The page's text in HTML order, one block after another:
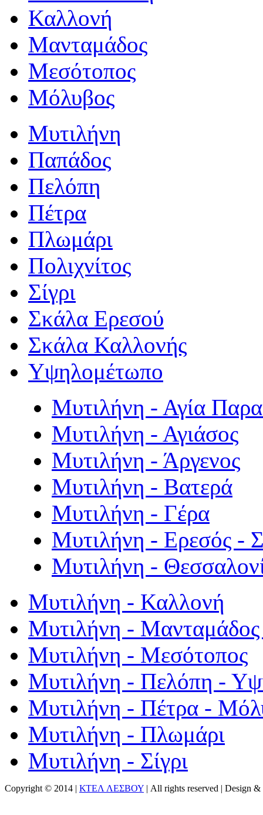
Καλλονή
Μανταμάδος
Μεσότοπος
Μόλυβος
Μυτιλήνη
Παπάδος
Πελόπη
Πέτρα
Πλωμάρι
Πολιχνίτος
Σίγρι
Σκάλα Ερεσού
Σκάλα Καλλονής
Υψηλομέτωπο
Μυτιλήνη - Αγία
Μυτιλήνη - Αγιάσος
Μυτιλήνη - Άργενος
Μυτιλήνη - Βατερά
Μυτιλήνη - Γέρα
Μυτιλήνη - Ερεσός -
Μυτιλήνη -
Μυτιλήνη - Καλλονή
Μυτιλήνη - Μανταμάδος
Μυτιλήνη - Μεσότοπος
Μυτιλήνη - Πελόπη -
Μυτιλήνη - Πέτρα -
Μυτιλήνη - Πλωμάρι
Μυτιλήνη - Σίγρι
Copyright © 2014 | ΚΤΕΛ ΛΕΣΒΟΥ | All rights reserved | Design &